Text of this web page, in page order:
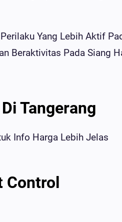
Yang Lebih Aktif
Beraktivitas Pada Siang
Tangerang
Info Harga Lebih Jelas
Control